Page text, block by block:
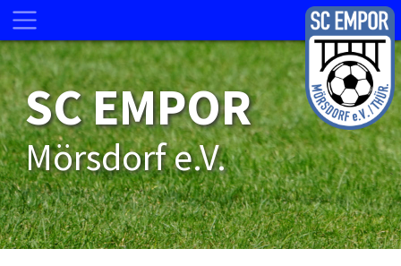
SC EMPOR
Mörsdorf e.V.